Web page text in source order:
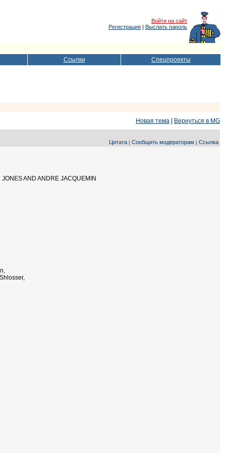
Войти на сайт
Регистрация | Выслать пароль
Ссылки Спецпроекты
Новая тема
Вернуться в MG
Цитата | Сообщить модераторам | Ссылка
AND ANDRE JACQUEMIN